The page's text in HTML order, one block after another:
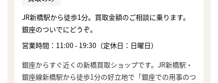
JR新橋駅から徒歩1分。買取金額のご相談に乗ります。
銀座のついでにどうぞ。
営業時間：11:00 - 19:30（定休日：日曜日）
銀座からすぐ近くの新橋買取ショップです。JR新橋駅・
銀座線新橋駅から徒歩1分の好立地で「銀座での用事のつ